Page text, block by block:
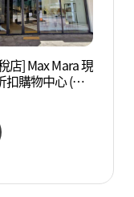
店] Max Mara 現
扣購物中心 (金
김포점)